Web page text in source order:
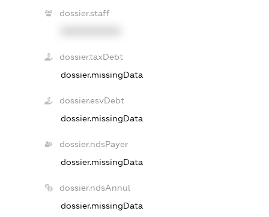
dossier.staff
dossier.taxDebt
dossier.missingData
dossier.esvDebt
dossier.missingData
dossier.ndsPayer
dossier.missingData
dossier.ndsAnnul
dossier.missingData